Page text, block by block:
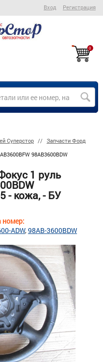
Вход Регистрация
0
Суперстор
Запчасти Форд
98AB3600BDW
1 руль
- кожа, - БУ
номер:
ADW 98AB-3600BDW